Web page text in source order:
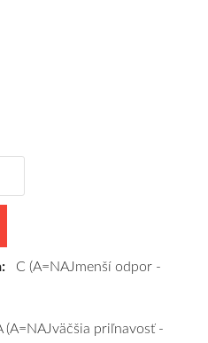
C (A=NAJmenší odpor -
(A=NAJväčšia priľnavosť -